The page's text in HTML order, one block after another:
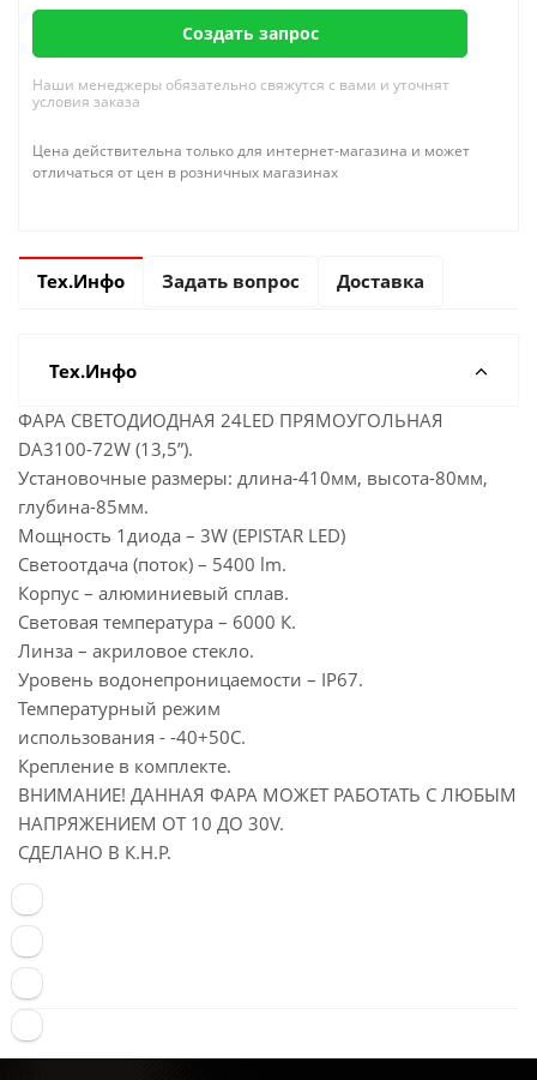
Создать запрос
Наши менеджеры обязательно свяжутся с вами и уточнят
условия заказа
Цена действительна только для интернет-магазина и может
отличаться от цен в розничных магазинах
Тех.Инфо Задать вопрос Доставка
Тех.Инфо
ФАРА СВЕТОДИОДНАЯ 24LED ПРЯМОУГОЛЬНАЯ
DA3100-72W (13,5”).
Установочные размеры: длина-410мм, высота-80мм,
глубина-85мм.
Мощность 1диода – 3W (EPISTAR LED)
Светоотдача (поток) – 5400 lm.
Корпус – алюминиевый сплав.
Световая температура – 6000 К.
Линза – акриловое стекло.
Уровень водонепроницаемости – IP67.
Температурный режим
использования - -40+50С.
Крепление в комплекте.
ВНИМАНИЕ! ДАННАЯ ФАРА МОЖЕТ РАБОТАТЬ С ЛЮБЫМ
НАПРЯЖЕНИЕМ ОТ 10 ДО 30V.
СДЕЛАНО В К.Н.Р.